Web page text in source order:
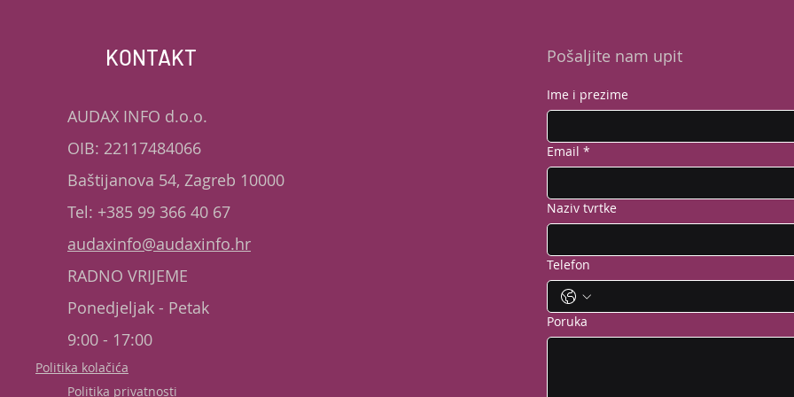
KONTAKT
AUDAX INFO d.o.o.
OIB: 22117484066
Baštijanova 54, Zagreb 10000
Tel: +385 99 366 40 67
audaxinfo@audaxinfo.hr
RADNO VRIJEME
Ponedjeljak - Petak
9:00 - 17:00
Politika privatnosti
Pošaljite nam upit
Ime i prezime
Email *
Naziv tvrtke
Telefon
Poruka
Politika kolačića